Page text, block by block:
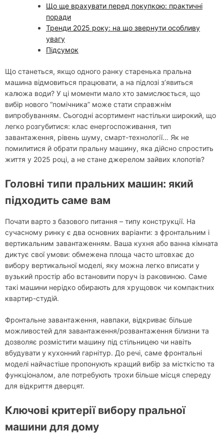
Що ще врахувати перед покупкою: практичні
поради
Тренди 2025 року: на що звернути особливу
увагу
Підсумок
Що станеться, якщо одного ранку старенька пральна
машина відмовиться працювати, а на підлозі з’явиться
калюжа води? У ці моменти мало хто замислюється, що
вибір нового “помічника” може стати справжнім
випробуванням. Сьогодні асортимент настільки широкий, що
легко розгубитися: клас енергоспоживання, тип
завантаження, рівень шуму, смарт-технології… Як не
помилитися й обрати пральну машину, яка дійсно спростить
життя у 2025 році, а не стане джерелом зайвих клопотів?
Головні типи пральних машин: який
підходить саме вам
Почати варто з базового питання – типу конструкції. На
сучасному ринку є два основних варіанти: з фронтальним і
вертикальним завантаженням. Ваша кухня або ванна кімната
диктує свої умови: обмежена площа часто штовхає до
вибору вертикальної моделі, яку можна легко вписати у
вузький простір або встановити поруч із раковиною. Саме
такі машини нерідко обирають для хрущовок чи компактних
квартир-студій.
Фронтальне завантаження, навпаки, відкриває більше
можливостей для завантаження/розвантаження білизни та
дозволяє розмістити машину під стільницею чи навіть
вбудувати у кухонний гарнітур. До речі, саме фронтальні
моделі найчастіше пропонують кращий вибір за місткістю та
функціоналом, але потребують трохи більше місця спереду
для відкриття дверцят.
Ключові критерії вибору пральної
машини для дому